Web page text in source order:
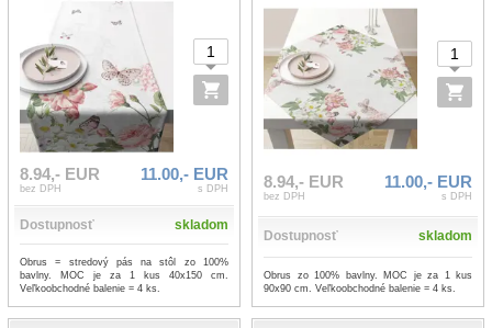
8.94,- EUR
bez DPH
11.00,- EUR
s DPH
Dostupnosť skladom
Obrus = stredový pás na stôl zo 100%
bavlny. MOC je za 1 kus 40x150 cm.
Veľkoobchodné balenie = 4 ks.
8.94,- EUR
bez DPH
11.00,- EUR
s DPH
Dostupnosť skladom
Obrus zo 100% bavlny. MOC je za 1 kus
90x90 cm. Veľkoobchodné balenie = 4 ks.